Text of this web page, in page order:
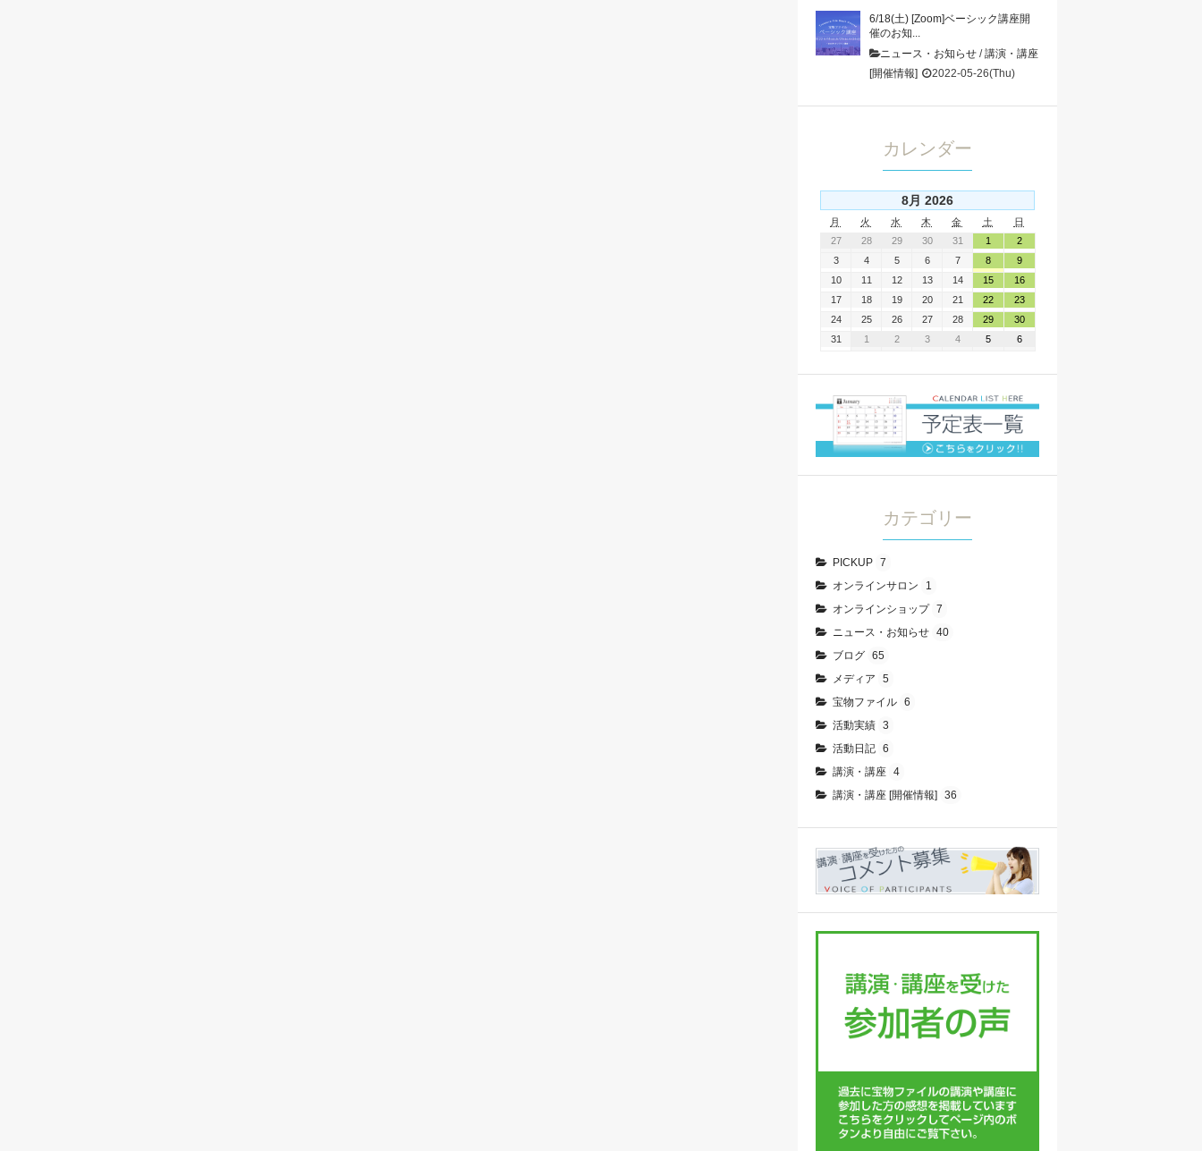
6/18(土) [Zoom]ベーシック講座開
催のお知...
ニュース・お知らせ /講演・講座
[開催情報]
2022-05-26(Thu)
カレンダー
8月 2026
月 火 水 木 金 土
日
27
28 29 30 31 1
2
3
4 5 6 7 8
9
10
11 12 13 14 15
16
17
18 19 20 21 22
23
24
25 26 27 28 29
30
31
1 2 3 4 5 6
カテゴリー
PICKUP 7
オンラインサロン
1
オンラインショップ 7
ニュース・お知らせ 40
ブログ 65
メディア
5
宝物ファイル 6
活動実績 3
活動日記 6
講演・講座 4
講演・講座 [開催情報] 36